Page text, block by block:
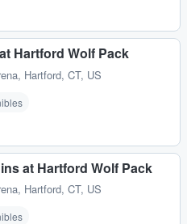
Hartford Wolf Pack
, Hartford, CT, US
at Hartford Wolf Pack
, Hartford, CT, US